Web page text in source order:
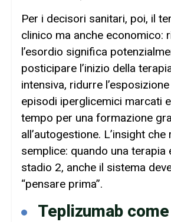
Per i decisori sanitari, poi, il
clinico ma anche economico:
l’esordio significa
posticipare l’inizio della
intensiva, ridurre
episodi iperglicemici marcati
tempo per una formazione
all’autogestione. L’insight che
semplice: quando una terapia
stadio 2, anche il sistema
“pensare prima”.
Teplizumab